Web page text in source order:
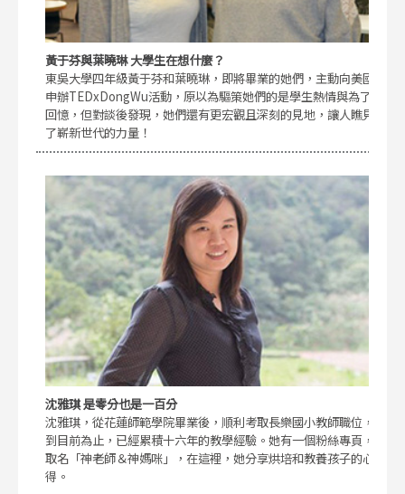
黃于芬與葉曉琳 大學生在想什麼？
東吳大學四年級黃于芬和葉曉琳，即將畢業的她們，主動向美國
申辦TEDxDongWu活動，原以為驅策她們的是學生熱情與為了
回憶，但對談後發現，她們還有更宏觀且深刻的見地，讓人瞧見
了嶄新世代的力量！
沈雅琪 是零分也是一百分
沈雅琪，從花蓮師範學院畢業後，順利考取長樂國小教師職位，
到目前為止，已經累積十六年的教學經驗。她有一個粉絲專頁，
取名「神老師＆神媽咪」，在這裡，她分享烘培和教養孩子的心
得。